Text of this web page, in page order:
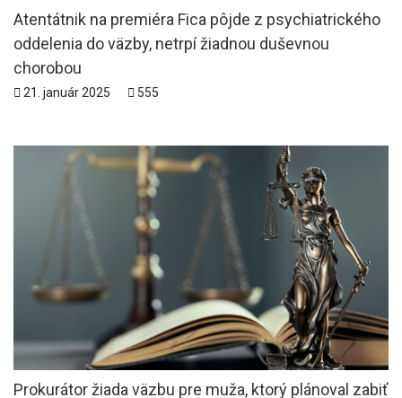
Atentátnik na premiéra Fica pôjde z psychiatrického
oddelenia do väzby, netrpí žiadnou duševnou
chorobou
21. január 2025 555
Prokurátor žiada väzbu pre muža, ktorý plánoval zabiť